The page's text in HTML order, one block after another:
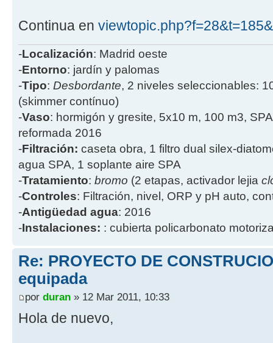
Continua en
-Localización: Madrid oeste
-Entorno: jardín y palomas
-Tipo: Desbordante, 2 niveles seleccionables:
(skimmer contínuo)
-Vaso: hormigón y gresite, 5x10 m, 100 m3,
reformada 2016
-Filtración: caseta obra, 1 filtro dual silex-
agua SPA, 1 soplante aire SPA
-Tratamiento: bromo (2 etapas, activador lejia
-Controles: Filtración, nivel, ORP y pH auto,
-Antigüedad agua: 2016
-Instalaciones: : cubierta policarbonato
Re: PROYECTO DE
equipada
por duran » 12 Mar 2011, 10:33
Hola de nuevo,